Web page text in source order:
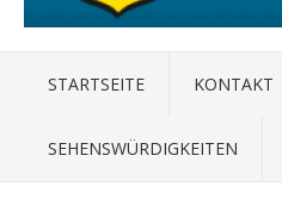
STARTSEITE KONTAKT
SEHENSWÜRDIGKEITEN